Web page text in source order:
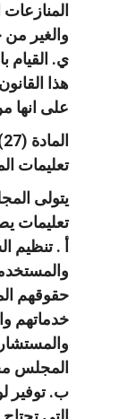
والغير
ي. القيام
هذا
على انها
المادة (27)
تعليمات
يتولى
تعليمات
أ . تنظيم
حقوقهم
خدماتهم
المجلس
ب. توفير